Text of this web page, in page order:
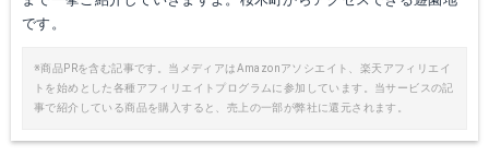
です。
※商品PRを含む記事です。当メディアはAmazonアソシエイト、楽天アフィリエイ
トを始めとした各種アフィリエイトプログラムに参加しています。当サービスの記
事で紹介している商品を購入すると、売上の一部が弊社に還元されます。